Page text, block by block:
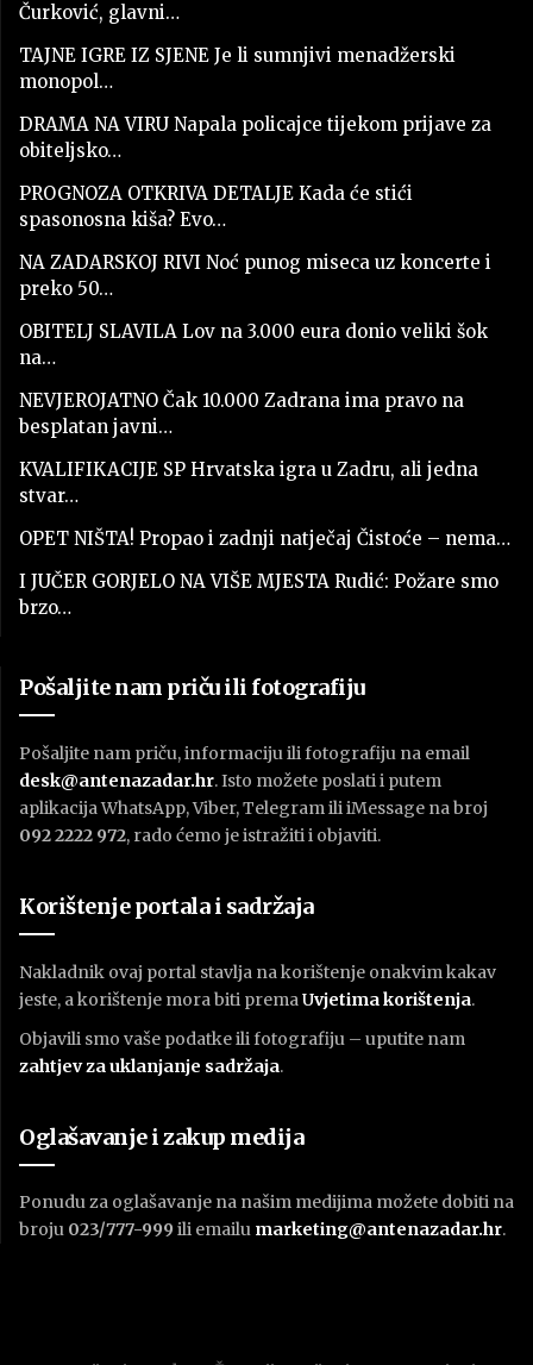
Čurković, glavni…
TAJNE IGRE IZ SJENE Je li sumnjivi menadžerski
monopol…
DRAMA NA VIRU Napala policajce tijekom prijave za
obiteljsko…
PROGNOZA OTKRIVA DETALJE Kada će stići
spasonosna kiša? Evo…
NA ZADARSKOJ RIVI Noć punog miseca uz koncerte i
preko 50…
OBITELJ SLAVILA Lov na 3.000 eura donio veliki šok
na…
NEVJEROJATNO Čak 10.000 Zadrana ima pravo na
besplatan javni…
KVALIFIKACIJE SP Hrvatska igra u Zadru, ali jedna
stvar…
OPET NIŠTA! Propao i zadnji natječaj Čistoće – nema…
I JUČER GORJELO NA VIŠE MJESTA Rudić: Požare smo
brzo…
Pošaljite nam priču ili fotografiju
Pošaljite nam priču, informaciju ili fotografiju na email
desk@antenazadar.hr. Isto možete poslati i putem
aplikacija WhatsApp, Viber, Telegram ili iMessage na broj
092 2222 972, rado ćemo je istražiti i objaviti.
Korištenje portala i sadržaja
Nakladnik ovaj portal stavlja na korištenje onakvim kakav
jeste, a korištenje mora biti prema Uvjetima korištenja.
Objavili smo vaše podatke ili fotografiju – uputite nam
zahtjev za uklanjanje sadržaja.
Oglašavanje i zakup medija
Ponudu za oglašavanje na našim medijima možete dobiti na
broju 023/777-999 ili emailu marketing@antenazadar.hr.